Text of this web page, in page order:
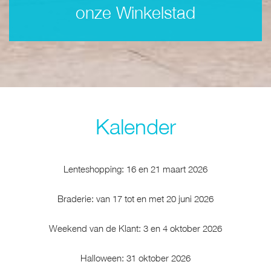
onze Winkelstad
Kalender
Lenteshopping: 16 en 21 maart 2026
Braderie: van 17 tot en met 20 juni 2026
Weekend van de Klant: 3 en 4 oktober 2026
Halloween: 31 oktober 2026